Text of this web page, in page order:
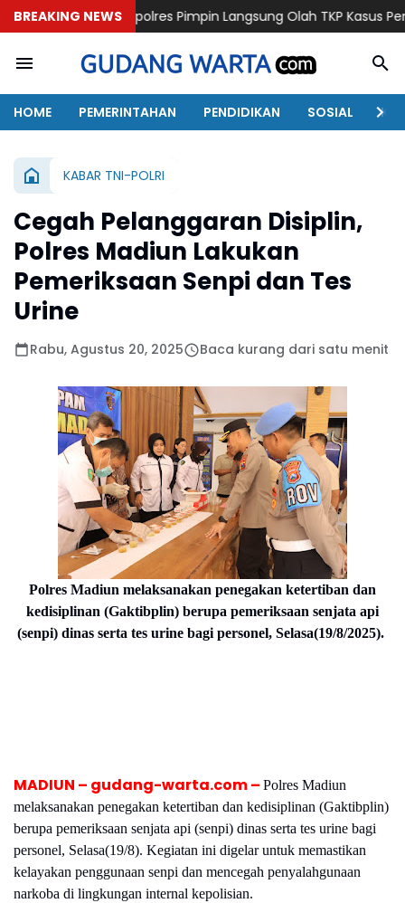
BREAKING NEWS
Kapolres Pimpin Langsung Olah TKP Kasus Penganiayaan
HOME PEMERINTAHAN PENDIDIKAN SOSIAL
KABAR TNI-POLRI
Cegah Pelanggaran Disiplin,
Polres Madiun Lakukan
Pemeriksaan Senpi dan Tes
Urine
Rabu, Agustus 20, 2025 Baca kurang dari satu menit
Polres Madiun melaksanakan penegakan ketertiban dan
kedisiplinan (Gaktibplin) berupa pemeriksaan senjata api
(senpi) dinas serta tes urine bagi personel, Selasa(19/8/2025).
MADIUN – gudang-warta.com – Polres Madiun
melaksanakan penegakan ketertiban dan kedisiplinan (Gaktibplin)
berupa pemeriksaan senjata api (senpi) dinas serta tes urine bagi
personel, Selasa(19/8). Kegiatan ini digelar untuk memastikan
kelayakan penggunaan senpi dan mencegah penyalahgunaan
narkoba di lingkungan internal kepolisian.